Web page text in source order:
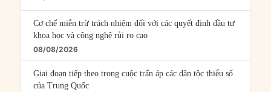
Cơ chế miễn trừ trách nhiệm đối với các quyết định đầu tư
khoa học và công nghệ rủi ro cao
08/08/2026
Giai đoạn tiếp theo trong cuộc trấn áp các dân tộc thiểu số
của Trung Quốc